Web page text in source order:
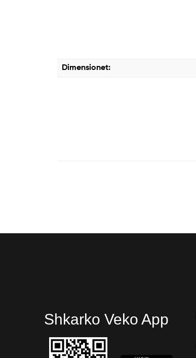
Dimensionet:
Shkarko Veko App